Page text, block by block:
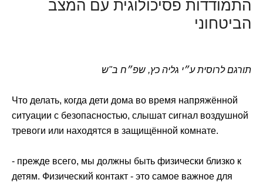
התמודדות פסיכולוגית עם המצב
הביטחוני
תורגם לרוסית ע״י גליה כץ, שפ״ח ב"ש
Что делать, когда дети дома во время напряжённой
ситуации с безопасностью, слышат сигнал воздушной
тревоги или находятся в защищённой комнате.
- прежде всего, мы должны быть физически близко к
детям. Физический контакт - это самое важное для